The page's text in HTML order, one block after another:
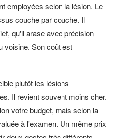
employées selon la lésion. Le
couche par couche. Il
qu'il arase avec précision
voisine. Son coût est
plutôt les lésions
Il revient souvent moins cher.
votre budget, mais selon la
à l'examen. Un même prix